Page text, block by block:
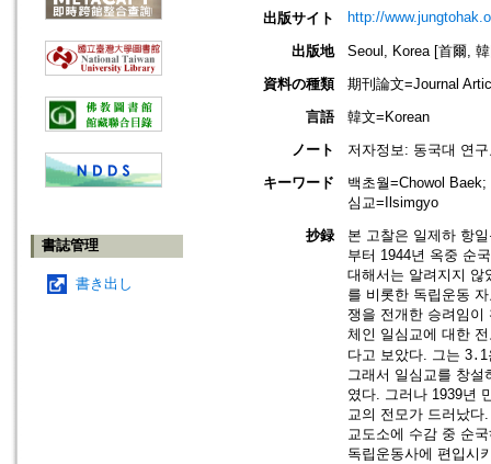
書誌管理
書き出し
出版サイト
http://
出版地
Seoul, Korea [首爾,
資料の種類
期刊論文=Journal
言語
韓文=Korean
ノート
저자정보: 동국대 연
キーワード
백초월=Chowol
심교=Ilsimgyo
抄録
본 고찰은 일제하 항
부터 1944년 옥중 순
대해서는 알려지지 않
를 비롯한 독립운동
쟁을 전개한 승려임이
체인 일심교에 대한
다고 보았다. 그는
그래서 일심교를 창
였다. 그러나 1939년
교의 전모가 드러났
교도소에 수감 중 순
독립운동사에 편입시